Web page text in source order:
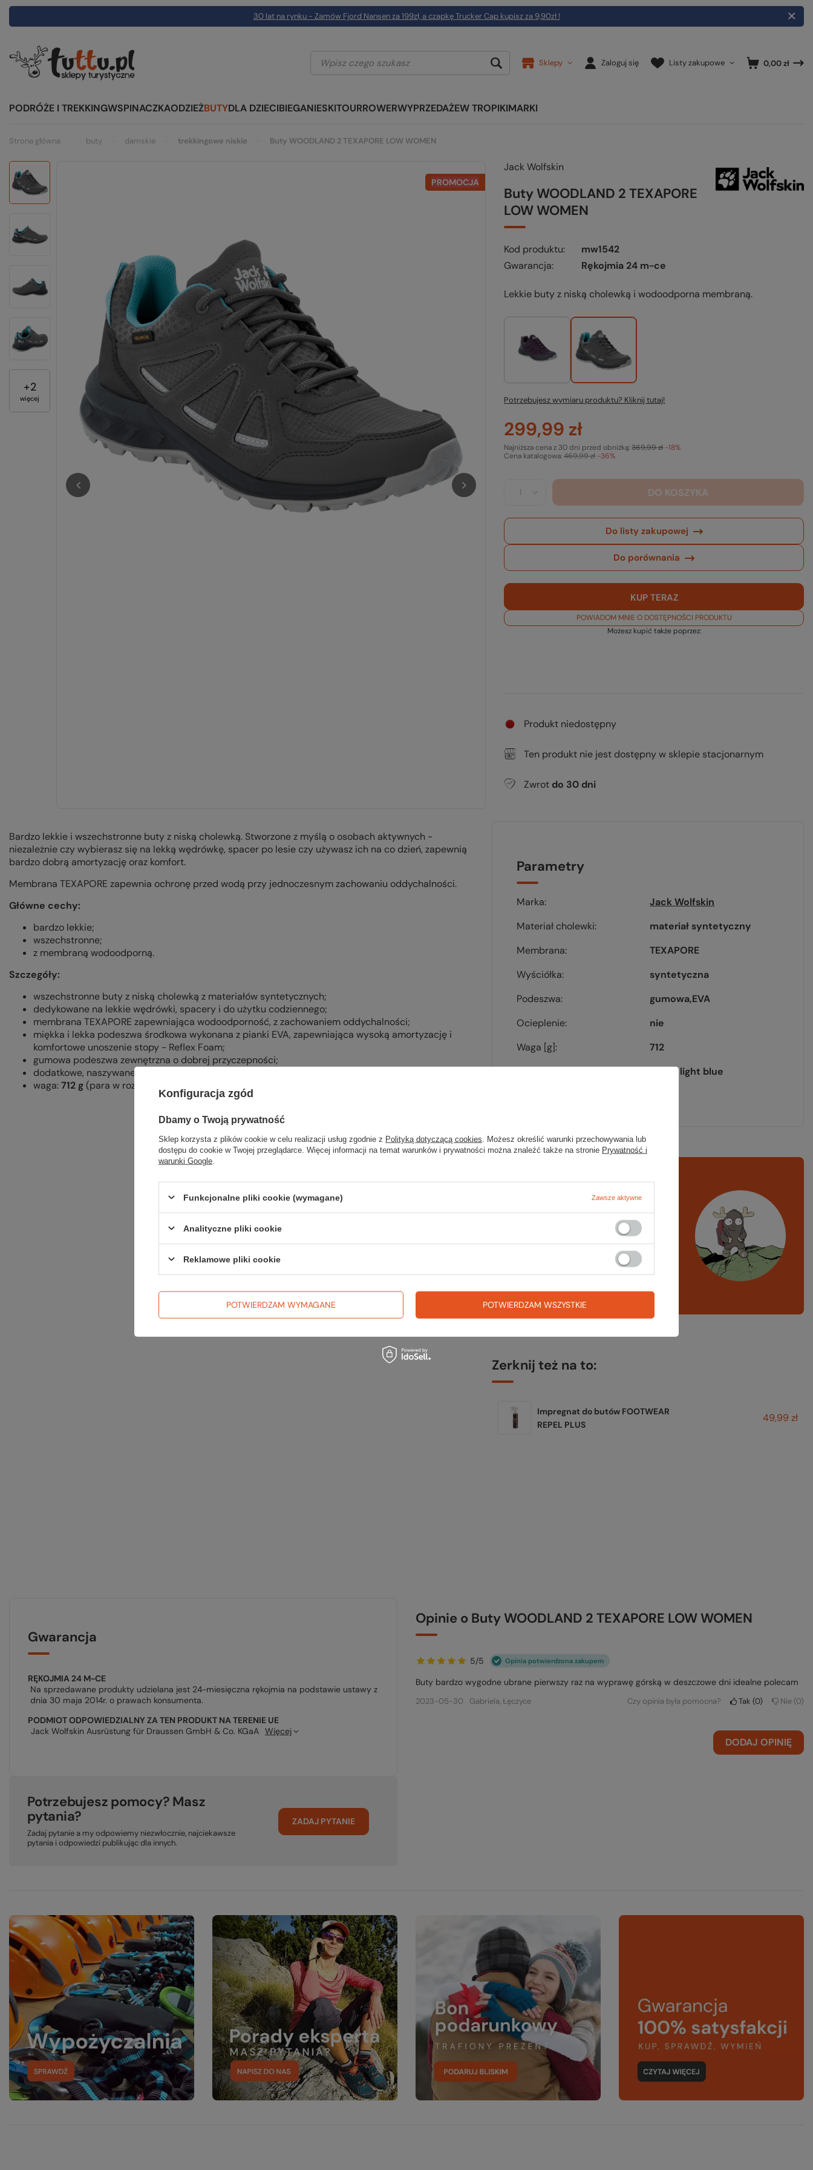
30 lat na rynku - Zamów Fjord Nansen za 199zł, a czapkę Trucker Cap kupisz za 9,90zł !
Sklepy Zaloguj się Listy zakupowe 0,00 zł
PODRÓŻE I TREKKINGWSPINACZKAODZIEŻBUTYDLA DZIECIBIEGANIESKITOURROWERWYPRZEDAŻEW TROPIKIMARKI
Strona główna buty damskie trekkingowe niskie Buty WOODLAND 2 TEXAPORE LOW WOMEN
+2
więcej
PROMOCJA
Jack Wolfskin
Buty WOODLAND 2 TEXAPORE
LOW WOMEN
Kod produktu
mw1542
Gwarancja
Rękojmia 24 m-ce
Lekkie buty z niską cholewką i wodoodporna membraną.
Potrzebujesz wymiaru produktu? Kliknij tutaj!
299,99 zł
Cena katalogowa:469,99 zł -36%
Najniższa cena z 30 dni przed obniżką:369,99 zł -18%
DO KOSZYKA
Do listy zakupowej
Do porównania
KUP TERAZ
POWIADOM MNIE O DOSTĘPNOŚCI PRODUKTU
Możesz kupić także poprzez:
Produkt niedostępny
Ten produkt nie jest dostępny w sklepie stacjonarnym
Zwrot do 30 dni
Bardzo lekkie i wszechstronne buty z niską cholewką. Stworzone z myślą o osobach aktywnych -
niezależnie czy wybierasz się na lekką wędrówkę, spacer po lesie czy używasz ich na co dzień, zapewnią
bardzo dobrą amortyzację oraz komfort.
Membrana TEXAPORE zapewnia ochronę przed wodą przy jednoczesnym zachowaniu oddychalności.
Główne cechy:
bardzo lekkie;
wszechstronne;
z membraną wodoodporną.
Szczegóły:
wszechstronne buty z niską cholewką z materiałów syntetycznych;
dedykowane na lekkie wędrówki, spacery i do użytku codziennego;
membrana TEXAPORE zapewniająca wodoodporność, z zachowaniem oddychalności;
miękka i lekka podeszwa środkowa wykonana z pianki EVA, zapewniająca wysoką amortyzację i
komfortowe unoszenie stopy - Reflex Foam;
gumowa podeszwa zewnętrzna o dobrej przyczepności;
dodatkowe, naszywane osłony palców i pięt;
waga:712 g(para w rozmiarze 37, dane producenta).
Parametry
Marka
Jack Wolfskin
Materiał cholewki
materiał syntetyczny
Membrana
TEXAPORE
Wyściółka
syntetyczna
Podeszwa
gumowa EVA
Ocieplenie
nie
Waga [g]
712
grey / light blue
czy masz
na wyjazd w góry, kajak,
Zerknij też na to:
Impregnat do butów FOOTWEAR
REPEL PLUS
49,99 zł
Gwarancja
RĘKOJMIA 24 M-CE
Na sprzedawane produkty udzielana jest 24-miesięczna rękojmia na podstawie ustawy z
dnia 30 maja 2014r. o prawach konsumenta.
PODMIOT ODPOWIEDZIALNY ZA TEN PRODUKT NA TERENIE UE
Jack Wolfskin Ausrüstung für Draussen GmbH & Co. KGaA Więcej
Potrzebujesz pomocy? Masz
pytania?
Zadaj pytanie a my odpowiemy niezwłocznie, najciekawsze
pytania i odpowiedzi publikując dla innych.
ZADAJ PYTANIE
Opinie o Buty WOODLAND 2 TEXAPORE LOW WOMEN
5/5 Opinia potwierdzona zakupem
Buty bardzo wygodne ubrane pierwszy raz na wyprawę górską w deszczowe dni idealne polecam
2023-05-30 Gabriela, Łęczyce Czy opinia była pomocna? Tak 0 Nie 0
DODAJ OPINIĘ
Konfiguracja zgód
Dbamy o Twoją prywatność
Sklep korzysta z plików cookie w celu realizacji usług zgodnie z Polityką dotyczącą cookies . Możesz określić warunki przechowywania lub
dostępu do cookie w Twojej przeglądarce. Więcej informacji na temat warunków i prywatności można znaleźć także na stronie Prywatność i
warunki Google
Funkcjonalne pliki cookie (wymagane) Zawsze aktywne
Analityczne pliki cookie
Reklamowe pliki cookie
POTWIERDZAM WYMAGANE POTWIERDZAM WSZYSTKIE